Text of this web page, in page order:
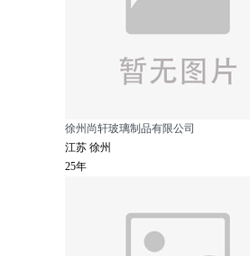
徐州尚轩玻璃制品有限公司
江苏 徐州
25年